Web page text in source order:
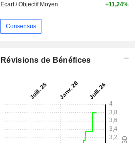
Ecart / Objectif Moyen +11,24%
Consensus
Révisions de Bénéfices